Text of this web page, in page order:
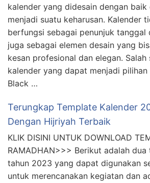
kalender yang didesain dengan baik
menjadi suatu keharusan. Kalender
berfungsi sebagai penunjuk tanggal
juga sebagai elemen desain yang
kesan profesional dan elegan. Salah
kalender yang dapat menjadi
Black …
Terungkap Template Kalender
Dengan Hijriyah Terbaik
KLIK DISINI UNTUK DOWNLOAD
RAMADHAN>>> Berikut adalah
tahun 2023 yang dapat digunakan
untuk merencanakan kegiatan dan